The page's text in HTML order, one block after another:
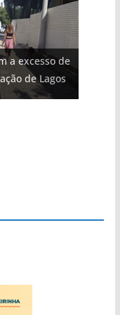
a excesso de
de Lagos